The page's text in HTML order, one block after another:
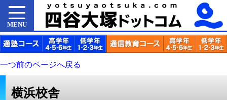
MENU
一つ前のページへ戻る
横浜校舎